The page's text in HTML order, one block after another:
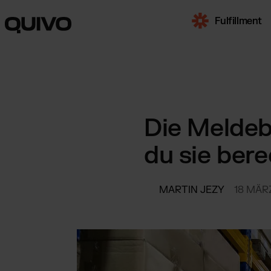
Fulfillment
Fulfillment
B2B-
für
Die
du sie
MARTIN JEZY 18